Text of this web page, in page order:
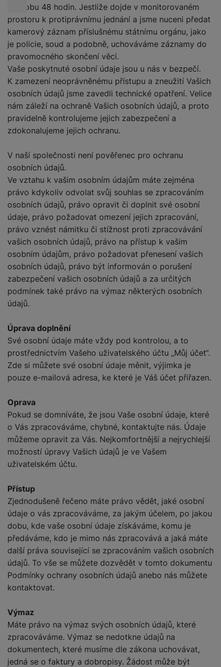
po dobu 48 hodin. Jestliže dojde v monitorovaném
prostoru k protiprávnímu jednání a jsme nuceni předat
kamerový záznam příslušnému státnímu orgánu, jako
je policie, soud a podobně, uchováváme záznamy do
pravomocného skončení věci.
Vaše poskytnuté osobní údaje jsou u nás v bezpečí.
K zamezení neoprávněnému přístupu a zneužití Vašich
osobních údajů jsme zavedli technické opatření. Velice
nám záleží na ochraně Vašich osobních údajů, a proto
pravidelně kontrolujeme jejich zabezpečení a
zdokonalujeme jejich ochranu.
V naší společnosti není pověřenec pro ochranu
osobních údajů.
Ve vztahu k vašim osobním údajům máte zejména
právo kdykoliv odvolat svůj souhlas se zpracováním
osobních údajů, právo opravit či doplnit své osobní
údaje, právo požadovat omezení jejich zpracování,
právo vznést námitku či stížnost proti zpracovávání
vašich osobních údajů, právo na přístup k vašim
osobním údajům, právo požadovat přenesení vašich
osobních údajů, právo být informován o porušení
zabezpečení vašich osobních údajů a za určitých
podmínek také právo na výmaz některých osobních
údajů.
Úprava doplnění
Své osobní údaje máte vždy pod kontrolou, a to
prostřednictvím Vašeho uživatelského účtu „Můj účet“.
Zde si můžete své osobní údaje měnit, výjimka je
pouze e-mailová adresa, ke které je Váš účet přiřazen.
Oprava
Pokud se domníváte, že jsou Vaše osobní údaje, které
o Vás zpracováváme, chybné, kontaktujte nás. Údaje
můžeme opravit za Vás. Nejkomfortnější a nejrychlejší
možností úpravy Vašich údajů je ve Vašem
uživatelském účtu.
Přístup
Zjednodušeně řečeno máte právo vědět, jaké osobní
údaje o vás zpracováváme, za jakým účelem, po jakou
dobu, kde vaše osobní údaje získáváme, komu je
předáváme, kdo je mimo nás zpracovává a jaká máte
další práva související se zpracováním vašich osobních
údajů. To vše se můžete dozvědět v tomto dokumentu
Podmínky ochrany osobních údajů anebo nás můžete
kontaktovat.
Výmaz
Máte právo na výmaz svých osobních údajů, které
zpracováváme. Výmaz se nedotkne údajů na
dokumentech, které musíme dle zákona uchovávat,
jedná se o faktury a dobropisy. Žádost může být